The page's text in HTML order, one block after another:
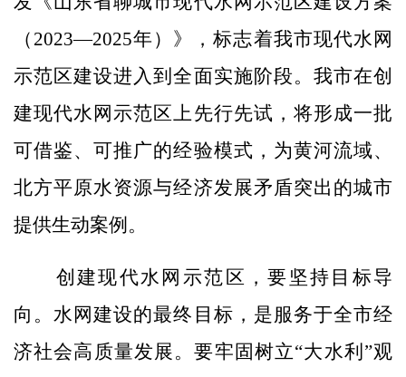
（2023—2025年）》，标志着我市现代水网
示范区建设进入到全面实施阶段。我市在创
建现代水网示范区上先行先试，将形成一批
可借鉴、可推广的经验模式，为黄河流域、
北方平原水资源与经济发展矛盾突出的城市
提供生动案例。
创建现代水网示范区，要坚持目标导
向。水网建设的最终目标，是服务于全市经
济社会高质量发展。要牢固树立“大水利”观